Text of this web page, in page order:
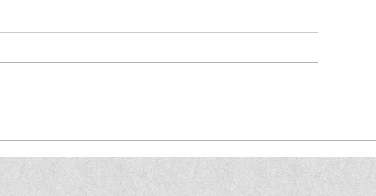
Lotto 01. + 02. Mai 2026 - Das
Glück ist nur einen Schein
entfernt!